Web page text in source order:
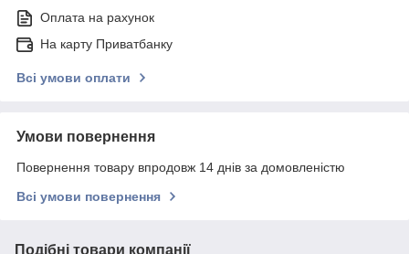
Оплата на рахунок
На карту Приватбанку
Всі умови оплати
Умови повернення
Повернення товару впродовж 14 днів за домовленістю
Всі умови повернення
Подібні товари компанії